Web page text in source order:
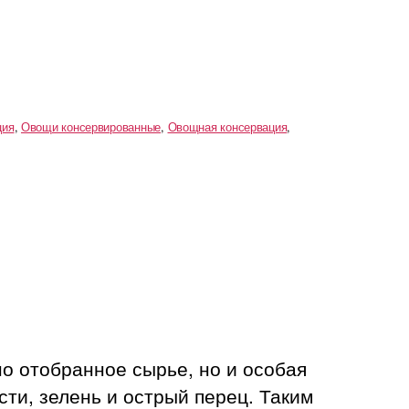
, Овощи консервированные, Овощная консервация,
отобранное сырье, но и особая
зелень и острый перец. Таким